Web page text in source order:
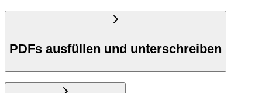
PDFs ausfüllen und unterschreiben